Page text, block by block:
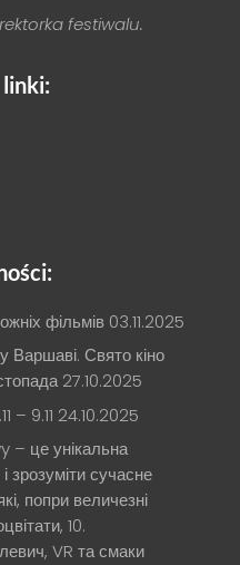
festiwalu.
linki:
фільмів 03.11.2025
Варшаві. Свято кіно
27.10.2025
– 9.11 24.10.2025
– це унікальна
зрозуміти сучасне
попри величезні
10.
VR та смаки